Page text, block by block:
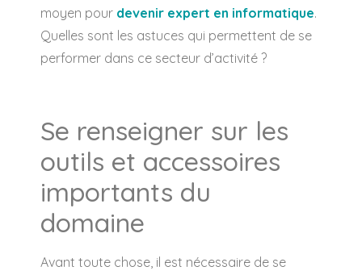
moyen pour devenir expert en informatique.
Quelles sont les astuces qui permettent de se
performer dans ce secteur d’activité ?
Se renseigner sur les
outils et accessoires
importants du
domaine
Avant toute chose, il est nécessaire de se